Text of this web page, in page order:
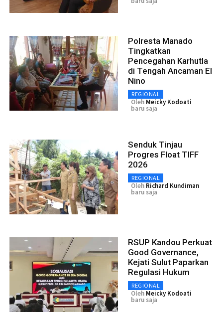
Polresta Manado
Tingkatkan
Pencegahan Karhutla
di Tengah Ancaman El
Nino
REGIONAL
Oleh Meicky Kodoati
baru saja
Senduk Tinjau
Progres Float TIFF
2026
REGIONAL
Oleh Richard Kundiman
baru saja
RSUP Kandou Perkuat
Good Governance,
Kejati Sulut Paparkan
Regulasi Hukum
REGIONAL
Oleh Meicky Kodoati
baru saja